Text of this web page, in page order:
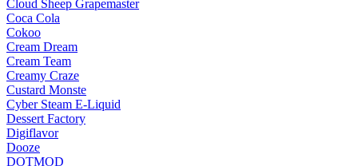
Cloud Sheep Grapemaster
Coca Cola
Cokoo
Cream Dream
Cream Team
Creamy Craze
Custard Monste
Cyber Steam E-Liquid
Dessert Factory
Digiflavor
Dooze
DOTMOD